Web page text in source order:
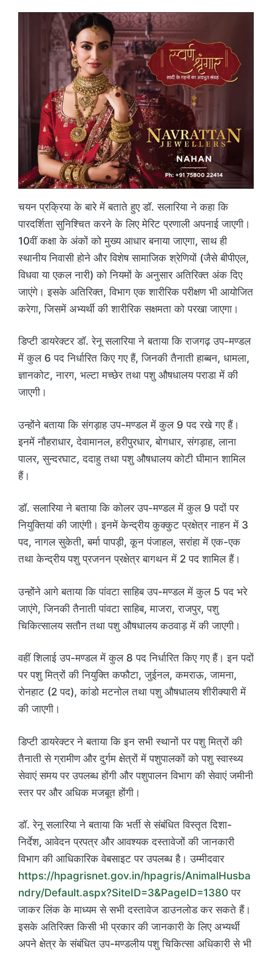
चयन प्रक्रिया के बारे में बताते हुए डॉ. सलारिया ने कहा कि
पारदर्शिता सुनिश्चित करने के लिए मेरिट प्रणाली अपनाई जाएगी।
10वीं कक्षा के अंकों को मुख्य आधार बनाया जाएगा, साथ ही
स्थानीय निवासी होने और विशेष सामाजिक श्रेणियों (जैसे बीपीएल,
विधवा या एकल नारी) को नियमों के अनुसार अतिरिक्त अंक दिए
जाएंगे। इसके अतिरिक्त, विभाग एक शारीरिक परीक्षण भी आयोजित
करेगा, जिसमें अभ्यर्थी की शारीरिक सक्षमता को परखा जाएगा।
डिप्टी डायरेक्टर डॉ. रेनू सलारिया ने बताया कि राजगढ़ उप-मण्डल
में कुल 6 पद निर्धारित किए गए हैं, जिनकी तैनाती हाब्बन, धामला,
ज्ञानकोट, नारग, भल्टा मच्छेर तथा पशु औषधालय पराडा में की
जाएगी।
उन्होंने बताया कि संगड़ाह उप-मण्डल में कुल 9 पद रखे गए हैं।
इनमें नौहराधार, देवामानल, हरीपुरधार, बोगधार, संगड़ाह, लाना
पालर, सुन्दरघाट, ददाहु तथा पशु औषधालय कोटी घीमान शामिल
हैं।
डॉ. सलारिया ने बताया कि कोलर उप-मण्डल में कुल 9 पदों पर
नियुक्तियां की जाएंगी। इनमें केन्द्रीय कुक्कुट प्रक्षेत्र नाहन में 3
पद, नागल सुकेती, बर्मा पापड़ी, कून पंजाहल, सरांहा में एक-एक
तथा केन्द्रीय पशु प्रजनन प्रक्षेत्र बागथन में 2 पद शामिल हैं।
उन्होंने आगे बताया कि पांवटा साहिब उप-मण्डल में कुल 5 पद भरे
जाएंगे, जिनकी तैनाती पांवटा साहिब, माजरा, राजपुर, पशु
चिकित्सालय सतौन तथा पशु औषधालय कठवाड़ में की जाएगी।
वहीं शिलाई उप-मण्डल में कुल 8 पद निर्धारित किए गए हैं। इन पदों
पर पशु मित्रों की नियुक्ति कफौटा, जुईनल, कमराऊ, जामना,
रोनहाट (2 पद), कांडो मटनोल तथा पशु औषधालय शीरीक्यारी में
की जाएगी।
डिप्टी डायरेक्टर ने बताया कि इन सभी स्थानों पर पशु मित्रों की
तैनाती से ग्रामीण और दुर्गम क्षेत्रों में पशुपालकों को पशु स्वास्थ्य
सेवाएं समय पर उपलब्ध होंगी और पशुपालन विभाग की सेवाएं जमीनी
स्तर पर और अधिक मजबूत होंगी।
डॉ. रेनू सलारिया ने बताया कि भर्ती से संबंधित विस्तृत दिशा-
निर्देश, आवेदन प्रपत्र और आवश्यक दस्तावेजों की जानकारी
विभाग की आधिकारिक वेबसाइट पर उपलब्ध है। उम्मीदवार
https://hpagrisnet.gov.in/hpagris/AnimalHusba
ndry/Default.aspx?SiteID=3&PageID=1380 पर
जाकर लिंक के माध्यम से सभी दस्तावेज डाउनलोड कर सकते हैं।
इसके अतिरिक्त किसी भी प्रकार की जानकारी के लिए अभ्यर्थी
अपने क्षेत्र के संबंधित उप-मण्डलीय पशु चिकित्सा अधिकारी से भी